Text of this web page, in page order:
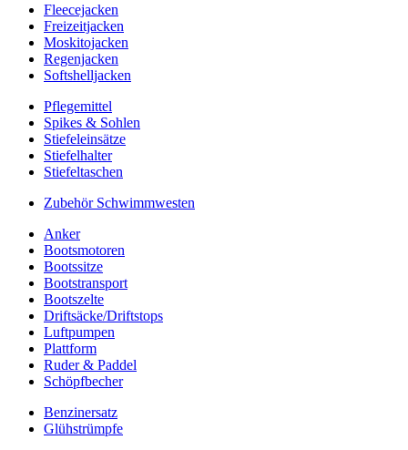
Fleecejacken
Freizeitjacken
Moskitojacken
Regenjacken
Softshelljacken
Pflegemittel
Spikes & Sohlen
Stiefeleinsätze
Stiefelhalter
Stiefeltaschen
Zubehör Schwimmwesten
Anker
Bootsmotoren
Bootssitze
Bootstransport
Bootszelte
Driftsäcke/Driftstops
Luftpumpen
Plattform
Ruder & Paddel
Schöpfbecher
Benzinersatz
Glühstrümpfe